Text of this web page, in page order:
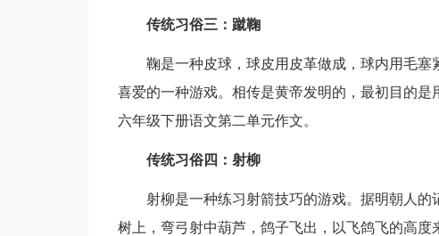
传统习俗三：蹴鞠
鞠是一种皮球，球皮用皮革做成，球内用毛
喜爱的一种游戏。相传是黄帝发明的，最初目的
六年级下册语文第二单元作文。
传统习俗四：射柳
射柳是一种练习射箭技巧的游戏。据明朝人
树上，弯弓射中葫芦，鸽子飞出，以飞鸽飞的高度